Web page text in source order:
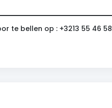
te bellen op : +3213 55 46 58